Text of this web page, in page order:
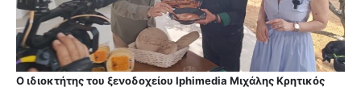
Ο ιδιοκτήτης του ξενοδοχείου Iphimedia Μιχάλης Κρητικός